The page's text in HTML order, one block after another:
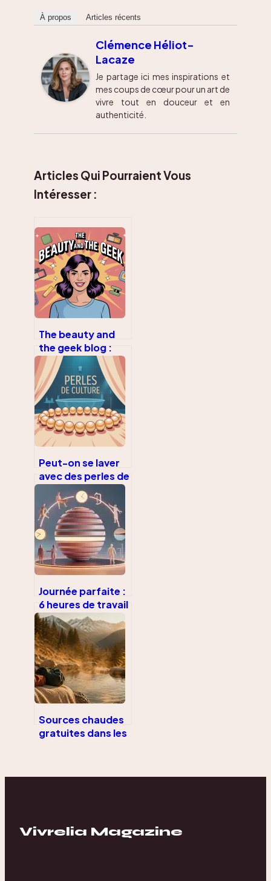
À propos Articles récents
Clémence Héliot-
Lacaze
Je partage ici mes inspirations et
mes coups de cœur pour un art de
vivre tout en douceur et en
authenticité.
Articles Qui Pourraient Vous
Intéresser :
The beauty and
the geek blog :
comment en tirer
le meilleur parti
Peut-on se laver
avec des perles de
culture sans les
abîmer ?
Journée parfaite :
6 heures de travail
et 8 heures de vie
sociale pour un
équilibre réel
Sources chaudes
gratuites dans les
Vivrelia Magazine